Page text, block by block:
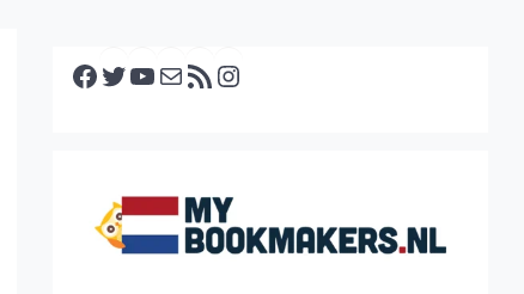
Facebook Twitter YouTube E-mail RSS feed